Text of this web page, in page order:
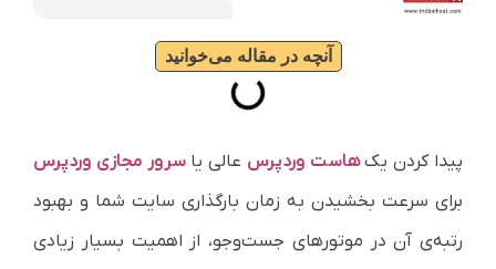
آنچه در مقاله می‌خوانید
پیدا کردن یکهاست وردپرس عالی یاسرور مجازی وردپرس
برای سرعت بخشیدن به زمان بارگذاری سایت شما و بهبود
رتبه‌ی آن در موتورهای جست‌وجو، از اهمیت بسیار زیادی